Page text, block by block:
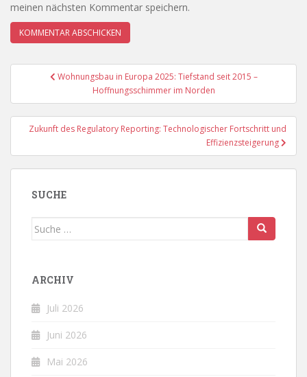
meinen nächsten Kommentar speichern.
Beitragsnavigation
Wohnungsbau in Europa 2025: Tiefstand seit 2015 –
Hoffnungsschimmer im Norden
Zukunft des Regulatory Reporting: Technologischer Fortschritt und
Effizienzsteigerung
SUCHE
Suche
ARCHIV
Juli 2026
Juni 2026
Mai 2026